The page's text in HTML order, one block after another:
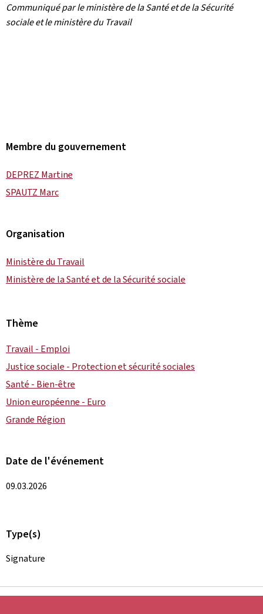
Communiqué par le ministère de la Santé et de la Sécurité
sociale et le ministère du Travail
Membre du gouvernement
DEPREZ Martine
SPAUTZ Marc
Organisation
Ministère du Travail
Ministère de la Santé et de la Sécurité sociale
Thème
Travail - Emploi
Justice sociale - Protection et sécurité sociales
Santé - Bien-être
Union européenne - Euro
Grande Région
Date de l'événement
09.03.2026
Type(s)
Signature